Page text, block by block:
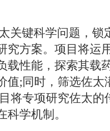
关键科学问题，锁
究方案。项目将运
载性能，探索其载
值;同时，筛选佐太
将专项研究佐太的
科学机制。